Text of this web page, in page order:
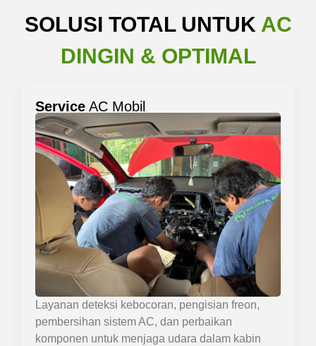
SOLUSI TOTAL UNTUK AC
DINGIN & OPTIMAL
Service AC Mobil
Layanan deteksi kebocoran, pengisian freon,
pembersihan sistem AC, dan perbaikan
komponen untuk menjaga udara dalam kabin